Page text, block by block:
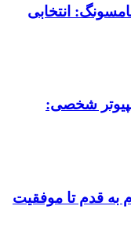
انتخابی
شخصی:
به قدم تا موفقیت